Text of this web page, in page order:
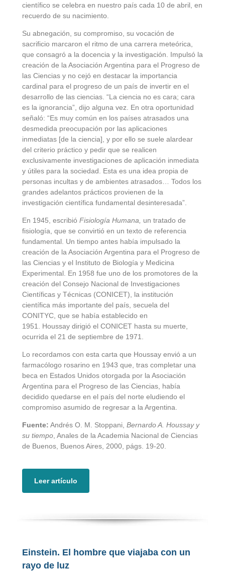
científico se celebra en nuestro país cada 10 de abril, en
recuerdo de su nacimiento.
Su abnegación, su compromiso, su vocación de
sacrificio marcaron el ritmo de una carrera meteórica,
que consagró a la docencia y la investigación. Impulsó la
creación de la Asociación Argentina para el Progreso de
las Ciencias y no cejó en destacar la importancia
cardinal para el progreso de un país de invertir en el
desarrollo de las ciencias. “La ciencia no es cara; cara
es la ignorancia”, dijo alguna vez. En otra oportunidad
señaló: “Es muy común en los países atrasados una
desmedida preocupación por las aplicaciones
inmediatas [de la ciencia], y por ello se suele alardear
del criterio práctico y pedir que se realicen
exclusivamente investigaciones de aplicación inmediata
y útiles para la sociedad. Esta es una idea propia de
personas incultas y de ambientes atrasados… Todos los
grandes adelantos prácticos provienen de la
investigación científica fundamental desinteresada”.
En 1945, escribió Fisiología Humana, un tratado de
fisiología, que se convirtió en un texto de referencia
fundamental. Un tiempo antes había impulsado la
creación de la Asociación Argentina para el Progreso de
las Ciencias y el Instituto de Biología y Medicina
Experimental. En 1958 fue uno de los promotores de la
creación del Consejo Nacional de Investigaciones
Científicas y Técnicas (CONICET), la institución
científica más importante del país, secuela del
CONITYC, que se había establecido en
1951. Houssay dirigió el CONICET hasta su muerte,
ocurrida el 21 de septiembre de 1971.
Lo recordamos con esta carta que Houssay envió a un
farmacólogo rosarino en 1943 que, tras completar una
beca en Estados Unidos otorgada por la Asociación
Argentina para el Progreso de las Ciencias, había
decidido quedarse en el país del norte eludiendo el
compromiso asumido de regresar a la Argentina.
Fuente: Andrés O. M. Stoppani, Bernardo A. Houssay y
su tiempo , Anales de la Academia Nacional de Ciencias
de Buenos, Buenos Aires, 2000, págs. 19-20.
Leer artículo
Einstein. El hombre que viajaba con un
rayo de luz